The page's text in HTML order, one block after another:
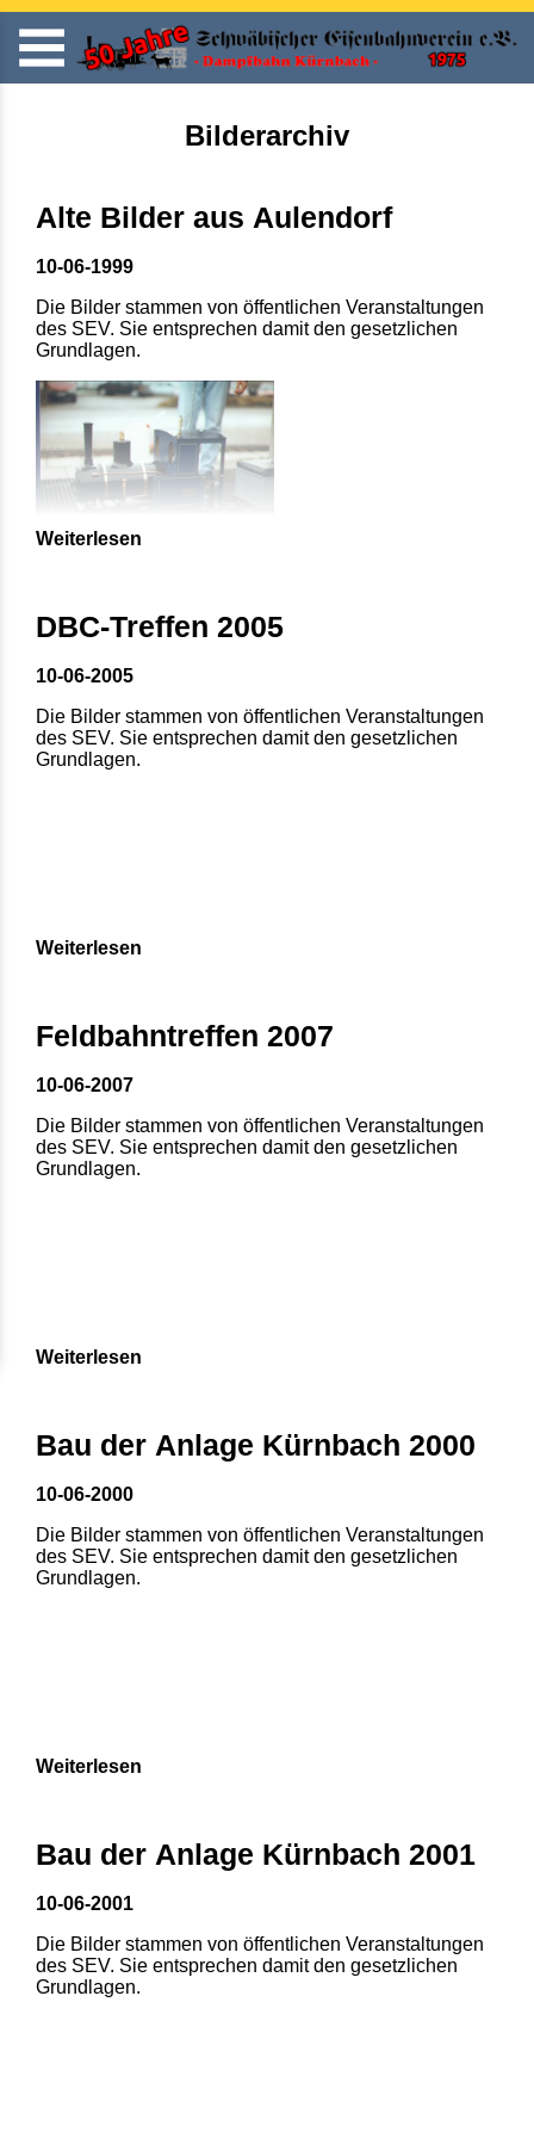
Bilderarchiv
Alte Bilder aus Aulendorf
10-06-1999
Die Bilder stammen von öffentlichen Veranstaltungen
des SEV. Sie entsprechen damit den gesetzlichen
Grundlagen.
Weiterlesen
DBC-Treffen 2005
10-06-2005
Die Bilder stammen von öffentlichen Veranstaltungen
des SEV. Sie entsprechen damit den gesetzlichen
Grundlagen.
Weiterlesen
Feldbahntreffen 2007
10-06-2007
Die Bilder stammen von öffentlichen Veranstaltungen
des SEV. Sie entsprechen damit den gesetzlichen
Grundlagen.
Weiterlesen
Bau der Anlage Kürnbach 2000
10-06-2000
Die Bilder stammen von öffentlichen Veranstaltungen
des SEV. Sie entsprechen damit den gesetzlichen
Grundlagen.
Weiterlesen
Bau der Anlage Kürnbach 2001
10-06-2001
Die Bilder stammen von öffentlichen Veranstaltungen
des SEV. Sie entsprechen damit den gesetzlichen
Grundlagen.